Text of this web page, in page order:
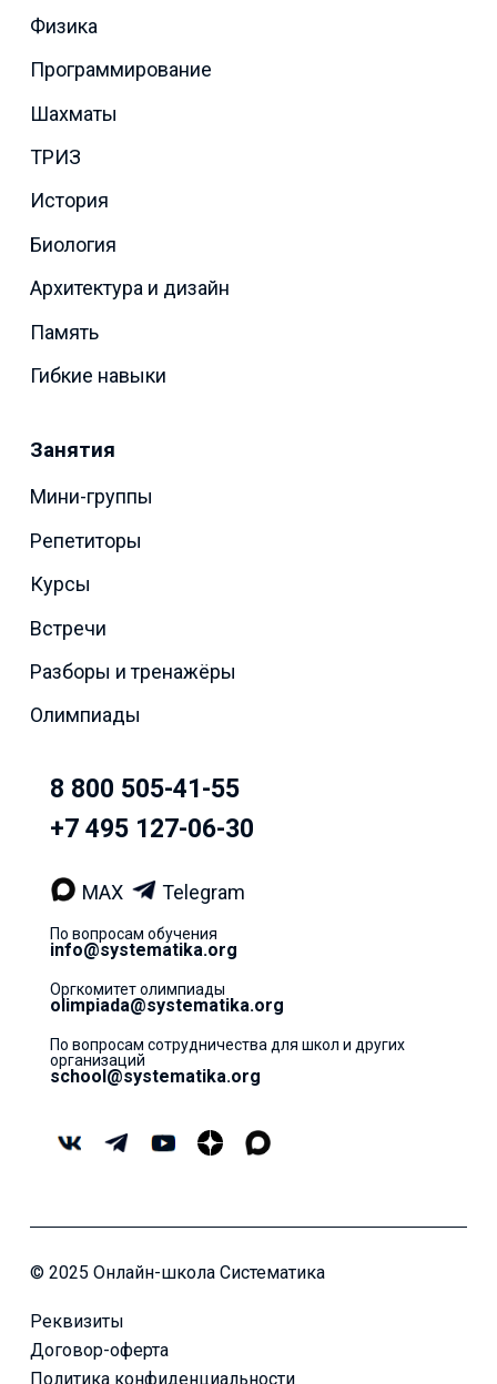
Физика
Программирование
Шахматы
ТРИЗ
История
Биология
Архитектура и дизайн
Память
Гибкие навыки
Занятия
Мини-группы
Репетиторы
Курсы
Встречи
Разборы и тренажёры
Олимпиады
8 800 505-41-55
+7 495 127-06-30
MAX Telegram
По вопросам обучения
info@systematika.org
Оргкомитет олимпиады
olimpiada@systematika.org
По вопросам сотрудничества для школ и других
организаций
school@systematika.org
© 2025 Онлайн-школа Систематика
Реквизиты
Договор-оферта
Политика конфиденциальности